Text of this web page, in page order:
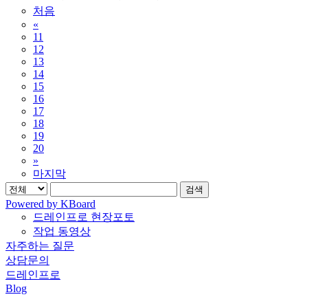
처음
«
11
12
13
14
15
16
17
18
19
20
»
마지막
검색
Powered by KBoard
드레인프로 현장포토
작업 동영상
자주하는 질문
상담문의
드레인프로
Blog